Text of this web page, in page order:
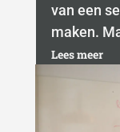
van een
maken.
Lees meer